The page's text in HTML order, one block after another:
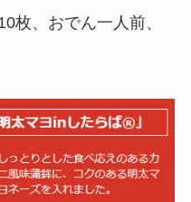
枚、おでん一人前、